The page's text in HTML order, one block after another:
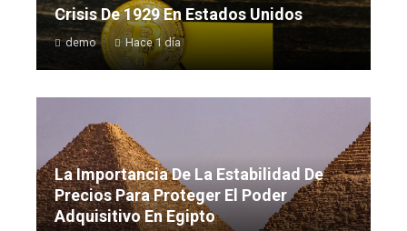
Crisis De 1929 En Estados Unidos
demo Hace 1 día
La Importancia De La Estabilidad De
Precios Para Proteger El Poder
Adquisitivo En Egipto